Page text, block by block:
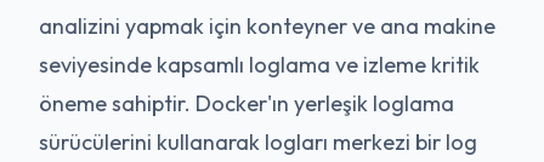
analizini yapmak için konteyner ve ana makine
seviyesinde kapsamlı loglama ve izleme kritik
öneme sahiptir. Docker'ın yerleşik loglama
sürücülerini kullanarak logları merkezi bir log